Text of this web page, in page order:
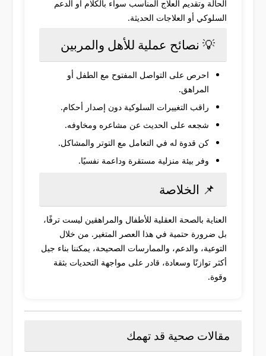
الحالة وتقديم العلاج المناسب سواء بالكلام أو الدعم
السلوكي أو العلاجات الحديثة.
💡 نصائح عملية للأهل والمربين
احرص على التواصل المفتوح مع الطفل أو
المراهق.
راقب التغييرات السلوكية دون إصدار أحكام.
شجعه على الحديث عن مشاعره ومخاوفه.
كن قدوة له في التعامل مع التوتر والمشاكل.
وفر بيئة منزلية مستقرة وداعمة نفسيًا.
📌 الخلاصة
العناية بالصحة العقلية للأطفال والمراهقين ليست ترفًا،
بل ضرورة حتمية في هذا العصر المتغير. من خلال
التوعية، والدعم، والممارسات الصحيحة، يمكننا بناء جيل
أكثر توازنًا وسعادة، قادر على مواجهة التحديات بثقة
وقوة.
مقالات صحية قد تهمك